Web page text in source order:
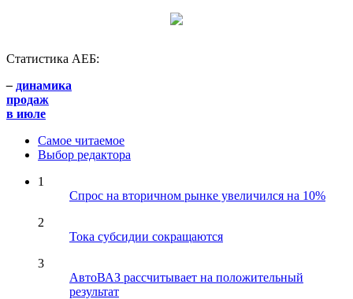
Статистика АЕБ:
– динамика
продаж
в июле
Самое читаемое
Выбор редактора
1
Спрос на вторичном рынке увеличился на 10%
2
Тока субсидии сокращаются
3
АвтоВАЗ рассчитывает на положительный
результат